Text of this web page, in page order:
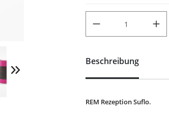
Beschreibung
REM Rezeption Suflo.